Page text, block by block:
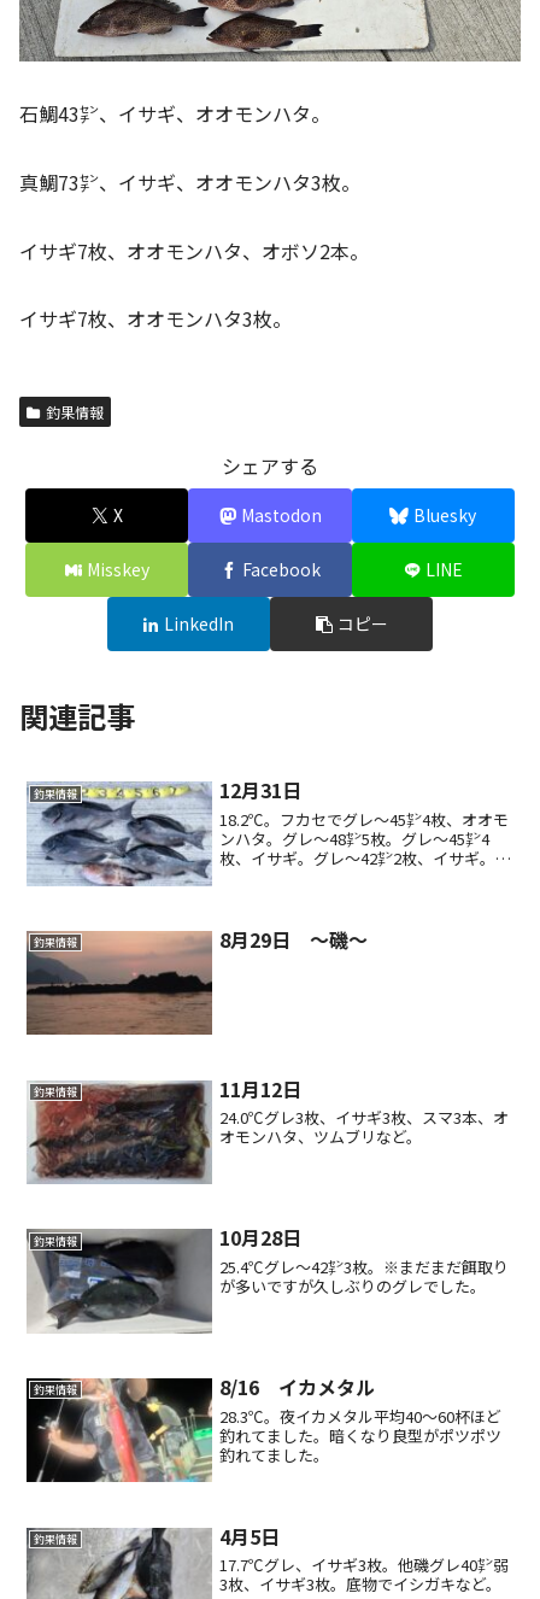
石鯛43㌢、イサギ、オオモンハタ。
真鯛73㌢、イサギ、オオモンハタ3枚。
イサギ7枚、オオモンハタ、オボソ2本。
イサギ7枚、オオモンハタ3枚。
釣果情報
シェアする
X Mastodon Bluesky
Misskey Facebook LINE
LinkedIn コピー
関連記事
釣果情報 12月31日
18.2℃。フカセでグレ〜45㌢4枚、オオモ
ンハタ。グレ〜48㌢5枚。グレ〜45㌢4
枚、イサギ。グレ〜42㌢2枚、イサギ。ル
釣果情報 8月29日 ～磯～
釣果情報 11月12日
24.0℃グレ3枚、イサギ3枚、スマ3本、オ
オモンハタ、ツムブリなど。
釣果情報 10月28日
25.4℃グレ〜42㌢3枚。※まだまだ餌取り
が多いですが久しぶりのグレでした。
釣果情報 8/16 イカメタル
28.3℃。夜イカメタル平均40〜60杯ほど
釣れてました。暗くなり良型がポツポツ
釣れてました。
釣果情報 4月5日
17.7℃グレ、イサギ3枚。他磯グレ40㌢弱
3枚、イサギ3枚。底物でイシガキなど。